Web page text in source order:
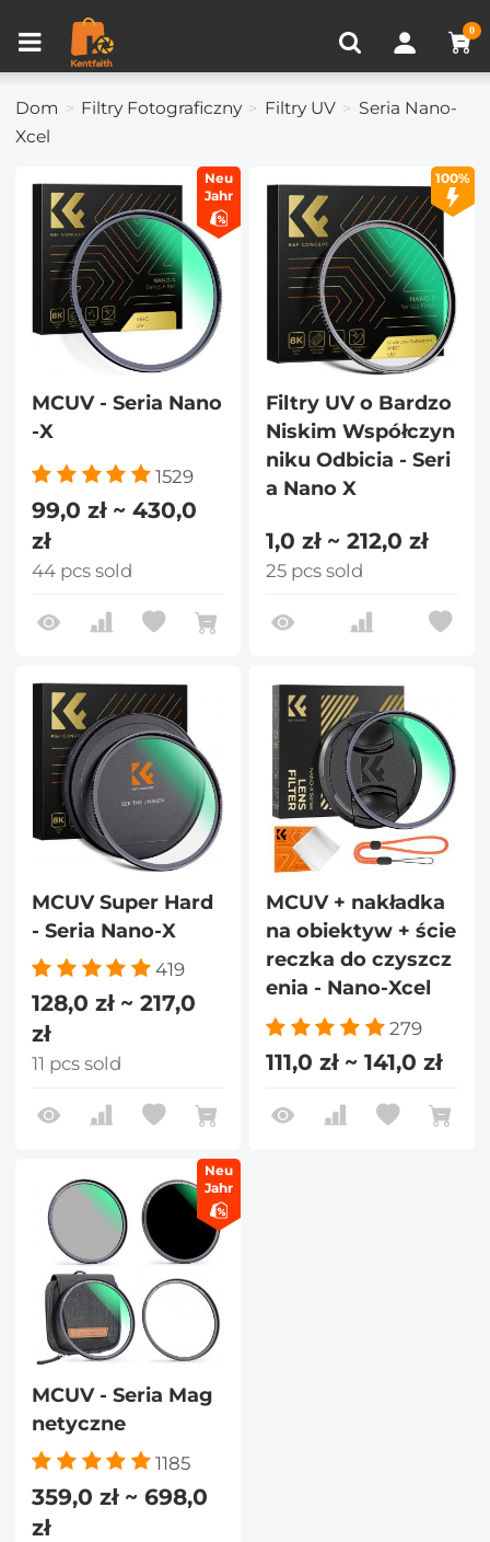
0
Porównanie produktów (0)
Dom Filtry Fotograficzny Filtry UV
Seria Nano-
Xcel
Neu
Jahr
MCUV - Seria Nano
-X
1529
99,0 zł ~ 430,0
zł
44 pcs sold
100%
Filtry UV o Bardzo
Niskim Współczyn
niku Odbicia - Seri
a Nano X
1,0 zł ~ 212,0 zł
25 pcs sold
MCUV Super Hard
- Seria Nano-X
419
128,0 zł ~ 217,0
zł
11 pcs sold
MCUV + nakładka
na obiektyw + ście
reczka do czyszcz
enia - Nano-Xcel
279
111,0 zł ~ 141,0 zł
Neu
Jahr
MCUV - Seria Mag
netyczne
1185
359,0 zł ~ 698,0
zł